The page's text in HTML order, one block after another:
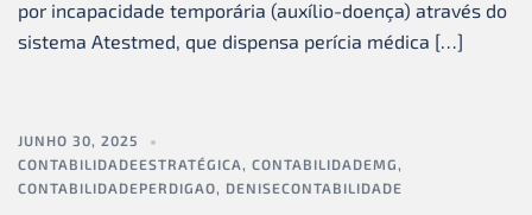
por incapacidade temporária (auxílio-doença) através do
sistema Atestmed, que dispensa perícia médica […]
JUNHO 30, 2025
CONTABILIDADEESTRATÉGICA
CONTABILIDADEMG
CONTABILIDADEPERDIGAO
DENISECONTABILIDADE